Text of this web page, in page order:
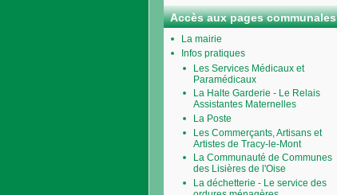
Accès aux pages communales
La mairie
Infos pratiques
Les Services Médicaux et
Paramédicaux
La Halte Garderie - Le Relais
Assistantes Maternelles
La Poste
Les Commerçants, Artisans et
Artistes de Tracy-le-Mont
La Communauté de Communes
des Lisières de l'Oise
La déchetterie - Le service des